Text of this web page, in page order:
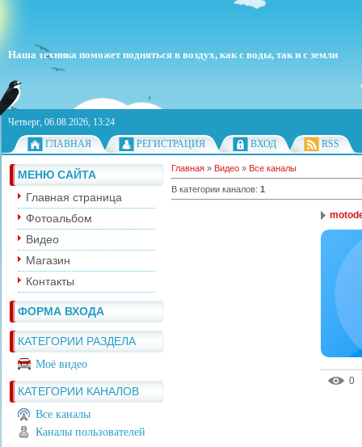
Наша техника поможет подняться в воздух, как с воды, так и с земли
Четверг, 06.08.2026, 13:24
ГЛАВНАЯ
РЕГИСТРАЦИЯ ВХОД RSS
МЕНЮ САЙТА
Главная страница
Фотоальбом
Видео
Магазин
Контакты
ФОРМА ВХОДА
КАТЕГОРИИ РАЗДЕЛА
Моё видео
КАТЕГОРИИ КАНАЛОВ
Все каналы
Каналы пользователей
Главная » Видео » Все каналы
В категории каналов: 1
0